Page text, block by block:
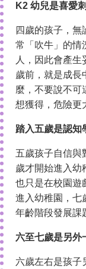
K2 幼兒是喜愛
四歲的孩子，
常「吹牛」的情
人，因此會產
歲前，就是成長
麼，不要說不可
想獲得，危險更
踏入五歲是認知
五歲孩子自信與
歲才開始進入幼
也只是在校園遊
進入幼稚園，七
年齡階段發展課
六至七歲是另外
六歲左右是孩子